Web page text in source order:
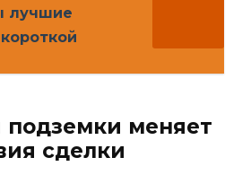
лучшие
подземки меняет
сделки